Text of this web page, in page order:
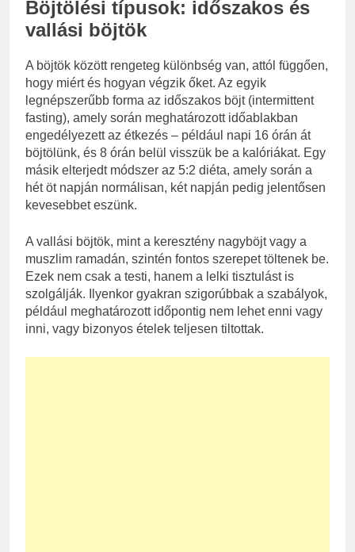
Böjtölési típusok: időszakos és
vallási böjtök
A böjtök között rengeteg különbség van, attól függően,
hogy miért és hogyan végzik őket. Az egyik
legnépszerűbb forma az időszakos böjt (intermittent
fasting), amely során meghatározott időablakban
engedélyezett az étkezés – például napi 16 órán át
böjtölünk, és 8 órán belül visszük be a kalóriákat. Egy
másik elterjedt módszer az 5:2 diéta, amely során a
hét öt napján normálisan, két napján pedig jelentősen
kevesebbet eszünk.
A vallási böjtök, mint a keresztény nagyböjt vagy a
muszlim ramadán, szintén fontos szerepet töltenek be.
Ezek nem csak a testi, hanem a lelki tisztulást is
szolgálják. Ilyenkor gyakran szigorúbbak a szabályok,
például meghatározott időpontig nem lehet enni vagy
inni, vagy bizonyos ételek teljesen tiltottak.